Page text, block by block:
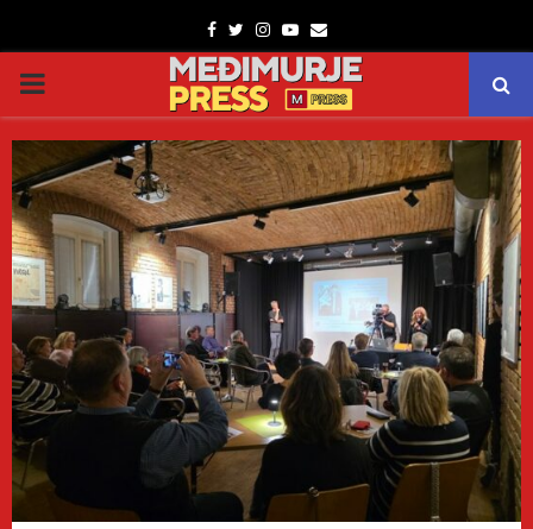
Facebook
TwitterInstagram
Youtube
Email
PRIMARY
MENU